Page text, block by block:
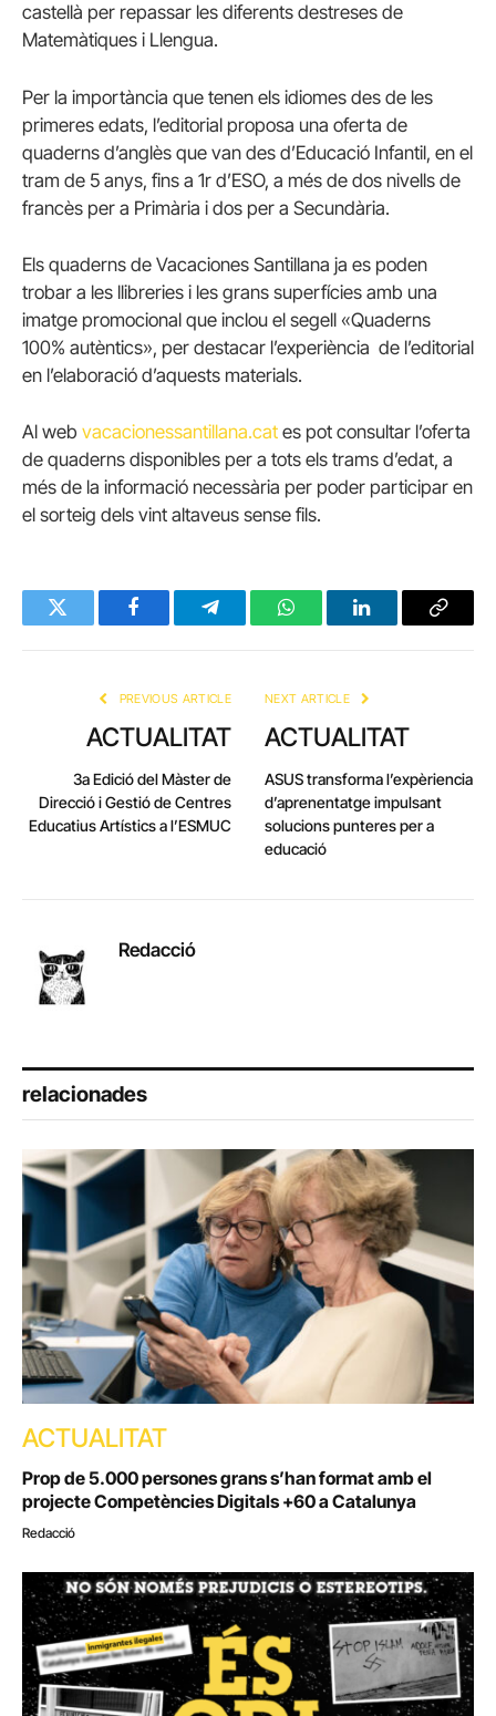
castellà per repassar les diferents destreses de
Matemàtiques i Llengua.
Per la importància que tenen els idiomes des de les
primeres edats, l’editorial proposa una oferta de
quaderns d’anglès que van des d’Educació Infantil, en el
tram de 5 anys, fins a 1r d’ESO, a més de dos nivells de
francès per a Primària i dos per a Secundària.
Els quaderns de Vacaciones Santillana ja es poden
trobar a les llibreries i les grans superfícies amb una
imatge promocional que inclou el segell «Quaderns
100% autèntics», per destacar l’experiència de l’editorial
en l’elaboració d’aquests materials.
Al web vacacionessantillana.cat es pot consultar l’oferta
de quaderns disponibles per a tots els trams d’edat, a
més de la informació necessària per poder participar en
el sorteig dels vint altaveus sense fils.
Twitter FacebookTelegramWhatsAppLinkedInCopy
PREVIOUS ARTICLE
ACTUALITAT
3a Edició del Màster de
Direcció i Gestió de Centres
Educatius Artístics a l’ESMUC
NEXT ARTICLE
ACTUALITAT
ASUS transforma l’expèriencia
d’aprenentatge impulsant
solucions punteres per a
educació
Redacció
relacionades
ACTUALITAT
Prop de 5.000 persones grans s’han format amb el
projecte Competències Digitals +60 a Catalunya
Redacció